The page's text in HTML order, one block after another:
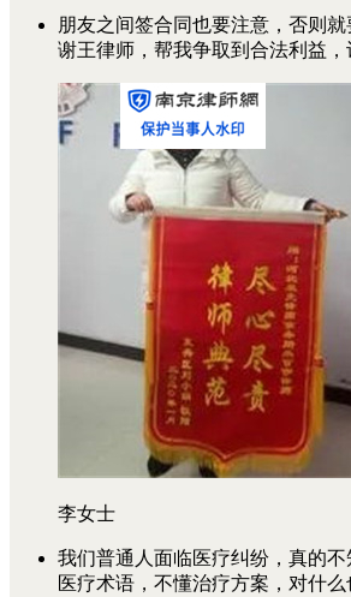
朋友之间签合同也要注意，否则
谢王律师，帮我争取到合法利益，
李女士
我们普通人面临医疗纠纷，真的
医疗术语，不懂治疗方案，对什